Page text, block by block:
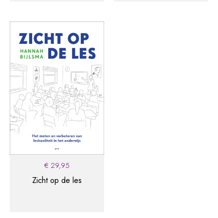
Het boek is ontstaan vanuit de praktijk, rijk geïllustreerd
en met veel praktijkvoorbeelden.’ –
NBD Biblion
Downloads
De downloads van dit boek vind je
€ 29,95
Zicht op de les